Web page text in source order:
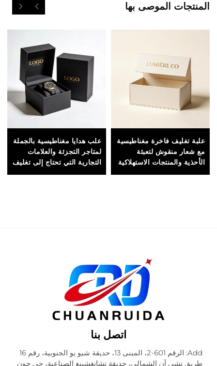
المنتجات الموصى بها
علبة تغليف فاخرة مغناطيسية
مع شعار منقوش لتعبئة
الأحذية والمنتجات الاستهلاكية
الراقية
علب هدايا مغناطيسية بالجملة
لمتاجر التجزئة والعلامات
التجارية التي تحتاج إلى تغليف
ذي إغلاق آمن
اتصل بنا
Add: الرقم 601-2، المبنى 13، حديقة شيو يو الجنوبية، رقم 16
طريق تشي آن الشمالي، حديقة تشانغشينغ الصناعية، حي جون